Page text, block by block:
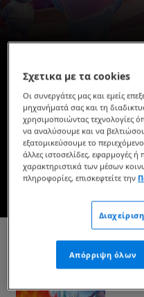
Διαθέσιμο
ΔΕΙΤΕ
* Ισχύουν
Στο
K
Σχετικα με τα cookies
Οι συνεργάτες μας και εμείς
μηχανήματά σας και τη
χρησιμοποιώντας τεχνολογίες
να αναλύσουμε και να
εξατομικεύσουμε το
άλλες ιστοσελίδες, εφαρμογές
χαρακτηριστικά των μέσων
πληροφορίες, επισκεφτείτε την
Απόρριψη όλων